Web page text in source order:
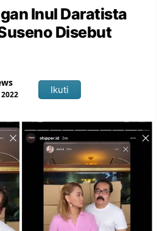
Inul Daratista
Disebut
Ikuti